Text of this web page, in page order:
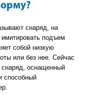
снаряд, на
подъем
собой низкую
или без нее. Сейчас
снаряд, оснащенный
способный